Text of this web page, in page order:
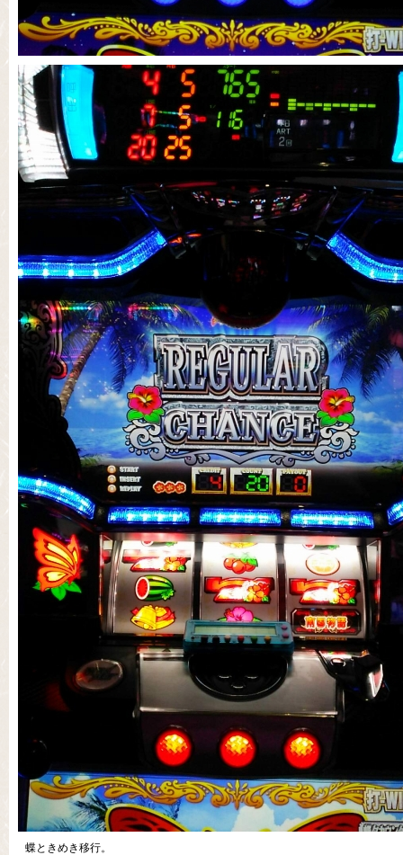
蝶ときめき移行。